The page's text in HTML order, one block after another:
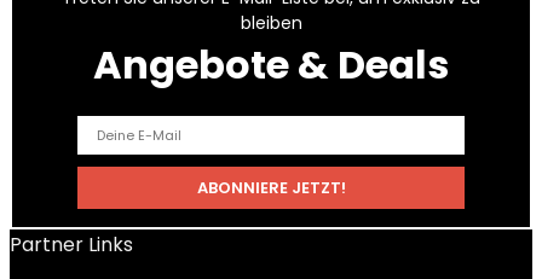
bleiben
Angebote & Deals
Partner Links